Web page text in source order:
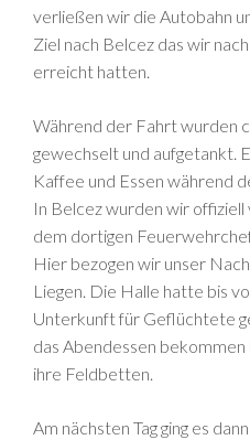
verließen wir die Autobahn
Ziel nach Belcez das wir
erreicht hatten.
Während der Fahrt wurden
gewechselt und aufgetankt.
Kaffee und Essen während
In Belcez wurden wir
dem dortigen
Hier bezogen wir unser
Liegen. Die Halle hatte bis
Unterkunft für Geflüchtete
das Abendessen
ihre Feldbetten.
Am nächsten Tag ging es